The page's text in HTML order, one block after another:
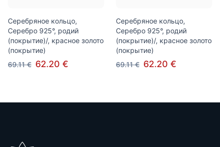
Серебряное кольцо,
Серебро 925°, родий
(покрытие)/, красное золото
(покрытие)
69.11 € 62.20 €
Серебряное кольцо,
Серебро 925°, родий
(покрытие)/, красное золото
(покрытие)
69.11 € 62.20 €